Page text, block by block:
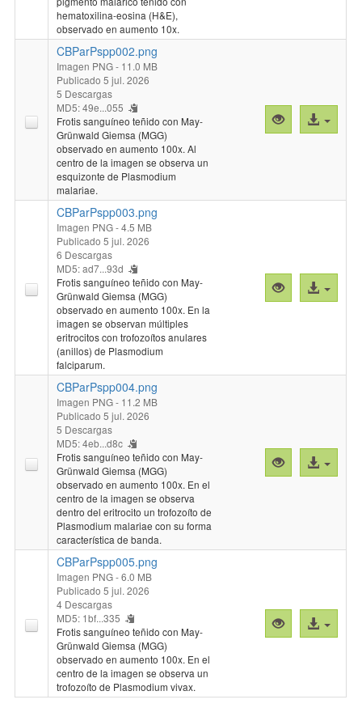
hematoxilina-eosina (H&E),
observado en aumento 10x.
CBParPspp002.png
Imagen PNG- 11.0 MB
Publicado 5 jul. 2026
5 Descargas
MD5: 49e...055
Frotis sanguíneo teñido con May-
Grünwald Giemsa (MGG)
observado en aumento 100x. Al
centro de la imagen se observa un
esquizonte de Plasmodium
malariae.
Vista
previa
Acceso
al
CBParPspp003.png
Imagen PNG- 4.5 MB
Publicado 5 jul. 2026
6 Descargas
MD5: ad7...93d
Frotis sanguíneo teñido con May-
Grünwald Giemsa (MGG)
observado en aumento 100x. En la
imagen se observan múltiples
eritrocitos con trofozoítos anulares
(anillos) de Plasmodium
falciparum.
Vista
previa
Acceso
al
CBParPspp004.png
Imagen PNG- 11.2 MB
Publicado 5 jul. 2026
5 Descargas
MD5: 4eb...d8c
Frotis sanguíneo teñido con May-
Grünwald Giemsa (MGG)
observado en aumento 100x. En el
centro de la imagen se observa
dentro del eritrocito un trofozoíto de
Plasmodium malariae con su forma
característica de banda.
Vista
previa
Acceso
al
CBParPspp005.png
Imagen PNG- 6.0 MB
Publicado 5 jul. 2026
4 Descargas
MD5: 1bf...335
Frotis sanguíneo teñido con May-
Grünwald Giemsa (MGG)
observado en aumento 100x. En el
centro de la imagen se observa un
trofozoíto de Plasmodium vivax.
Vista
previa
Acceso
al